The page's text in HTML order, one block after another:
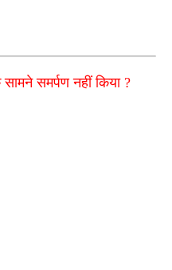
समर्पण नहीं किया ?